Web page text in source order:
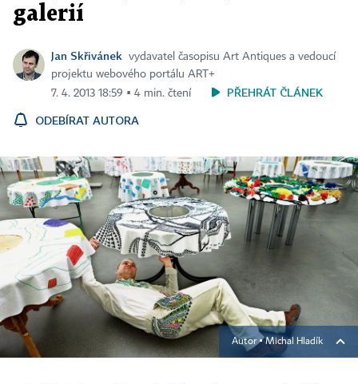
galerií
Jan Skřivánek
vydavatel časopisu Art Antiques a vedoucí
projektu webového portálu ART+
7. 4. 2013 18:59 ▪ 4 min. čtení
PŘEHRÁT ČLÁNEK
ODEBÍRAT AUTORA
Autor ▪Michal Hladík